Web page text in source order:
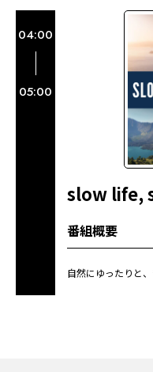
04:00
05:00
slow life,
番組概要
自然にゆったりと